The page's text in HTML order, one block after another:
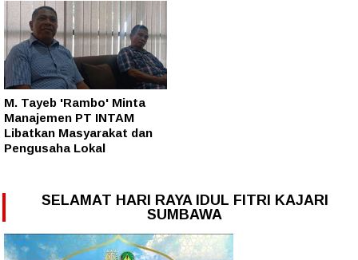
M. Tayeb 'Rambo' Minta
Manajemen PT INTAM
Libatkan Masyarakat dan
Pengusaha Lokal
SELAMAT HARI RAYA IDUL FITRI KAJARI
SUMBAWA